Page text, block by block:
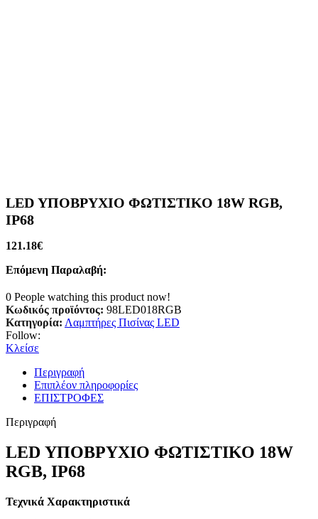
LED ΥΠΟΒΡΥΧΙΟ ΦΩΤΙΣΤΙΚΟ 18W RGB,
IP68
121.18€
Επόμενη Παραλαβή:
0 People watching this product now!
Κωδικός προϊόντος: 98LED018RGB
Κατηγορία: Λαμπτήρες Πισίνας LED
Follow:
Κλείσε
Περιγραφή
Επιπλέον πληροφορίες
ΕΠΙΣΤΡΟΦΕΣ
Περιγραφή
LED ΥΠΟΒΡΥΧΙΟ ΦΩΤΙΣΤΙΚΟ 18W
RGB, IP68
Τεχνικά Χαρακτηριστικά